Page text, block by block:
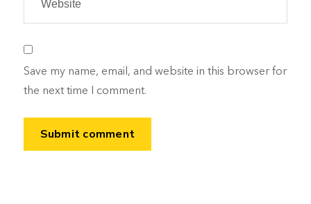
Save my name, email, and website in this browser for
the next time I comment.